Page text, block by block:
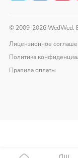
© 2009-2026 WedWed.
Лицензионное
Политика
Правила оплаты